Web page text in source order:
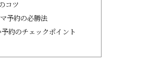
コツ
予約の必勝法
約のチェックポイント